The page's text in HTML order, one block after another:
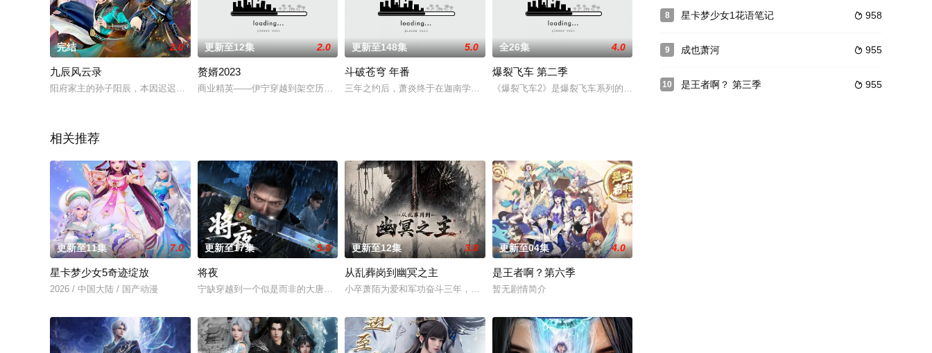
完结 2.0
九辰风云录
阳府家主的孙子阳辰，本因迟迟未觉醒道魂被府内族人嘲笑。在绝望之时，突破自身觉醒道魂和器灵皇宇 ，并察觉到以叔叔为首的众人逼迫爷爷让
更新至12集 2.0
赘婿2023
商业精英——伊宁穿越到架空历史的武朝，成为了身份低贱的赘婿——姓宁名毅字立恒。因伊宁自幼怀揣武侠梦，索性二次人世隐藏本就驾轻就熟的
更新至148集 5.0
斗破苍穹 年番
三年之约后，萧炎终于在迦南学院见到了薰儿，此后他广交挚友并成立磐门；为继续提升实力以三上云岚宗为父复仇，他以身犯险深入天焚炼气塔吞
全26集 4.0
爆裂飞车 第二季
《爆裂飞车2》是爆裂飞车系列的第二部作品，是一部充满戏剧色彩、科普宇宙知识、宣扬环保精神的科幻冒
相关推荐
更新至11集 7.0
星卡梦少女5奇迹绽放
2026 / 中国大陆 / 国产动漫
更新至17集 5.0
将夜
宁缺穿越到一个似是而非的大唐世界，却发现此处为处处惊险的修行世界，原本以为自己可以从此吃香喝辣，一跃成为人上人时，他却发现自己既没
更新至12集 3.0
从乱葬岗到幽冥之主
小卒萧陌为爱和军功奋斗三年，却被恋人柳莺儿与将军之子赵昊联手背叛，残忍杀害后抛尸乱葬岗。濒死之际，他唤醒了上古魔刀“幽冥”，获得驱
更新至04集 4.0
是王者啊？第六季
暂无剧情简介
8  958
星卡梦少女1花语笔记
9  955
成也萧河
10  955
是王者啊？ 第三季